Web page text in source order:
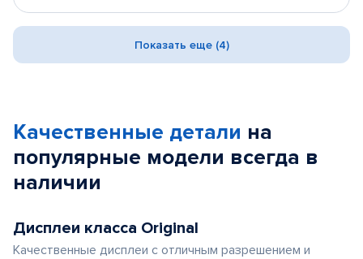
Показать еще (4)
Качественные детали на
популярные модели всегда в
наличии
Дисплеи класса Original
Качественные дисплеи с отличным разрешением и